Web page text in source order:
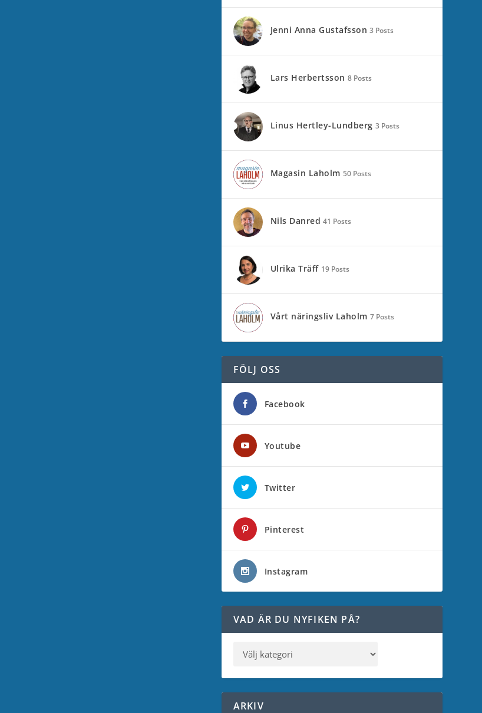
Jenni Anna Gustafsson 3 Posts
Lars Herbertsson 8 Posts
Linus Hertley-Lundberg 3 Posts
Magasin Laholm 50 Posts
Nils Danred 41 Posts
Ulrika Träff 19 Posts
Vårt näringsliv Laholm 7 Posts
FÖLJ OSS
Facebook
Youtube
Twitter
Pinterest
Instagram
VAD ÄR DU NYFIKEN PÅ?
ARKIV